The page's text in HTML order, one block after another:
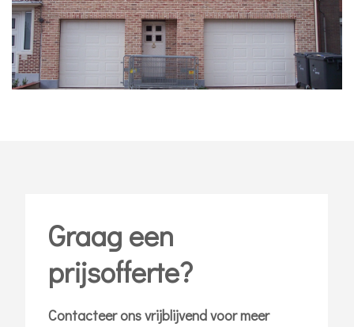
Graag een
prijsofferte?
Contacteer ons vrijblijvend voor meer